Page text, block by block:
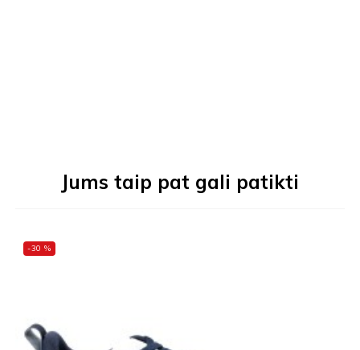
Jums taip pat gali patikti
-30 %